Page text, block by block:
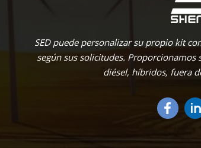
SED puede personalizar su propio kit
según sus solicitudes.
diésel, híbridos, fuera